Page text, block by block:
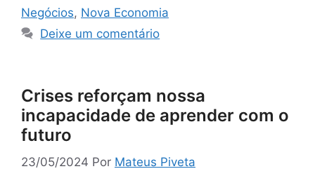
Negócios, Nova Economia
Deixe um comentário
Crises reforçam nossa
incapacidade de aprender com o
futuro
23/05/2024 Por Mateus Piveta